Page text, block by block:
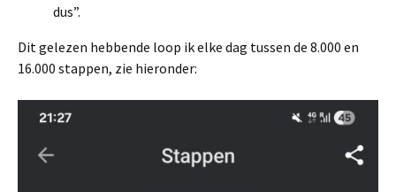
dus”.
Dit gelezen hebbende loop ik elke dag tussen de 8.000 en
16.000 stappen, zie hieronder: